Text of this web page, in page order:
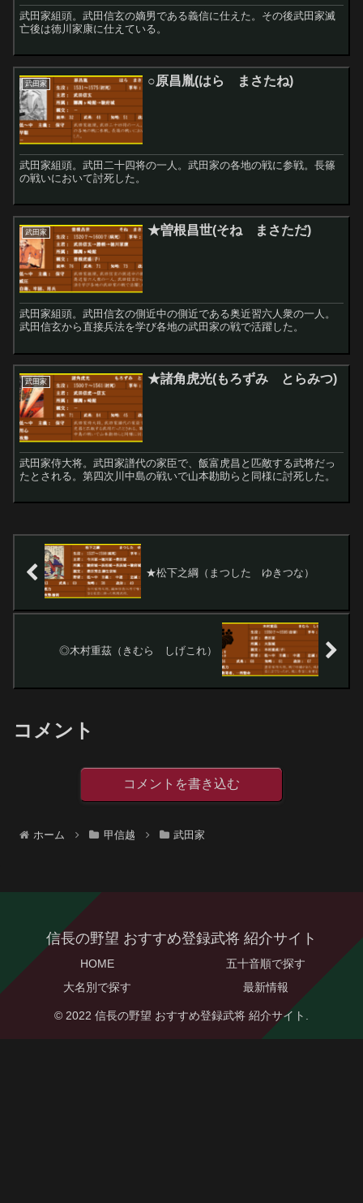
武田家組頭。武田信玄の嫡男である義信に仕えた。その後武田家滅
亡後は徳川家康に仕えている。
武田家 ○原昌胤(はら まさたね)
武田家組頭。武田二十四将の一人。武田家の各地の戦に参戦。長篠
の戦いにおいて討死した。
武田家 ★曽根昌世(そね まさただ)
武田家組頭。武田信玄の側近中の側近である奥近習六人衆の一人。
武田信玄から直接兵法を学び各地の武田家の戦で活躍した。
武田家 ★諸角虎光(もろずみ とらみつ)
武田家侍大将。武田家譜代の家臣で、飯富虎昌と匹敵する武将だっ
たとされる。第四次川中島の戦いで山本勘助らと同様に討死した。
★松下之綱（まつした ゆきつな）
◎木村重茲（きむら しげこれ）
コメント
コメントを書き込む
ホーム 甲信越 武田家
信長の野望 おすすめ登録武将 紹介サイト
HOME
五十音順で探す
大名別で探す
最新情報
© 2022 信長の野望 おすすめ登録武将 紹介サイト.